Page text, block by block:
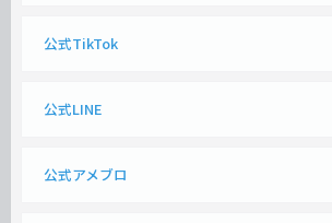
公式TikTok
公式LINE
公式アメブロ